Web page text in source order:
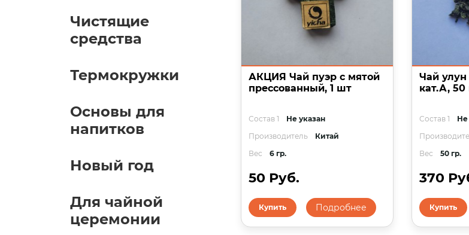
Чистящие
средства
Термокружки
Основы для
напитков
Новый год
Для чайной
церемонии
АКЦИЯ Чай пуэр с мятой
прессованный, 1 шт
Состав 1
Не указан
Производитель
Китай
Вес
6 гр.
50 Руб.
Купить Подробнее
Чай улун
кат.А, 50
Состав 1
Не
Вес
50 гр.
370
Купить